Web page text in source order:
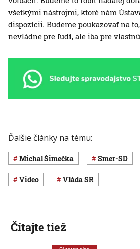
všetkými nástrojmi, ktoré nám
dispozícii. Budeme poukazovať na
nevládne pre ľudí, ale iba pre
Ďalšie články na tému:
Michal Šimečka Smer-SD
Video vláda SR
Čítajte tiež